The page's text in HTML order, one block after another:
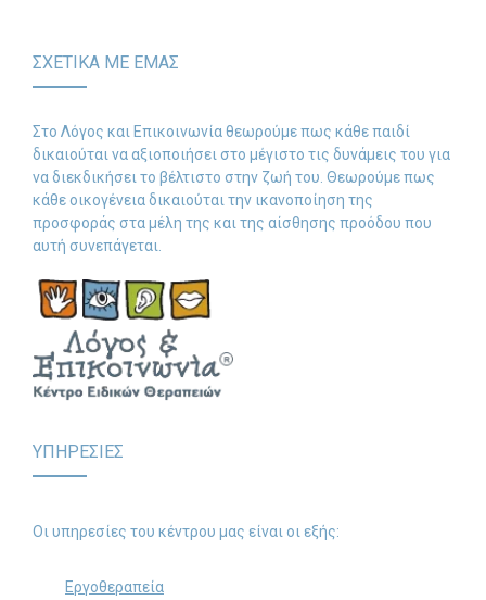
ΣΧΕΤΙΚΑ ΜΕ ΕΜΑΣ
Στο Λόγος και Επικοινωνία θεωρούμε πως κάθε παιδί
δικαιούται να αξιοποιήσει στο μέγιστο τις δυνάμεις του για
να διεκδικήσει το βέλτιστο στην ζωή του. Θεωρούμε πως
κάθε οικογένεια δικαιούται την ικανοποίηση της
προσφοράς στα μέλη της και της αίσθησης προόδου που
αυτή συνεπάγεται.
ΥΠΗΡΕΣΙΕΣ
Οι υπηρεσίες του κέντρου μας είναι οι εξής:
Εργοθεραπεία